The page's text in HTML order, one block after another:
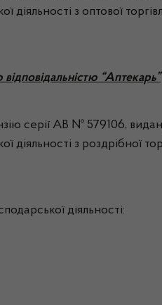
діяльності з оптової
“Аптекарь”
серії АВ № 579106,
діяльності з роздрібної
діяльності: